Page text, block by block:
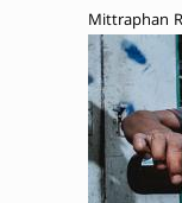
Mittraphan